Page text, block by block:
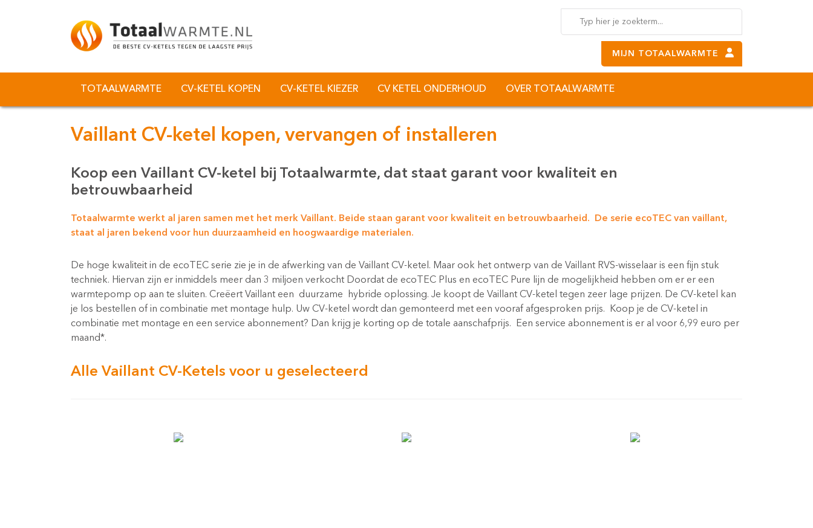
MIJN TOTAALWARMTE
TOTAALWARMTE CV-KETEL KOPEN CV-KETEL KIEZER CV KETEL ONDERHOUD OVER TOTAALWARMTE
Vaillant CV-ketel kopen, vervangen of installeren
Koop een Vaillant CV-ketel bij Totaalwarmte, dat staat garant voor kwaliteit en
betrouwbaarheid
Totaalwarmte werkt al jaren samen met het merk Vaillant. Beide staan garant voor kwaliteit en betrouwbaarheid. De serie ecoTEC van vaillant,
staat al jaren bekend voor hun duurzaamheid en hoogwaardige materialen.
De hoge kwaliteit in de ecoTEC serie zie je in de afwerking van de Vaillant CV-ketel. Maar ook het ontwerp van de Vaillant RVS-wisselaar is een fijn stuk
techniek. Hiervan zijn er inmiddels meer dan 3 miljoen verkocht Doordat de ecoTEC Plus en ecoTEC Pure lijn de mogelijkheid hebben om er er een
warmtepomp op aan te sluiten. Creëert Vaillant een duurzame hybride oplossing. Je koopt de Vaillant CV-ketel tegen zeer lage prijzen. De CV-ketel kan
je los bestellen of in combinatie met montage hulp. Uw CV-ketel wordt dan gemonteerd met een vooraf afgesproken prijs. Koop je de CV-ketel in
combinatie met montage en een service abonnement? Dan krijg je korting op de totale aanschafprijs. Een service abonnement is er al voor 6,99 euro per
maand*.
Alle Vaillant CV-Ketels voor u geselecteerd